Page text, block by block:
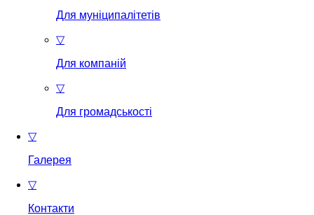
Для муніципалітетів
▽
Для компаній
▽
Для громадськості
▽
Галерея
▽
Контакти